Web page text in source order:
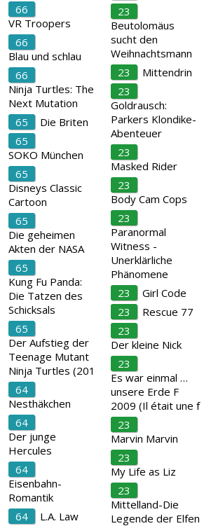
66
VR Troopers
66
Blau und schlau
66
Ninja Turtles: The
Next Mutation
65
Die Briten
65
SOKO München
65
Disneys Classic
Cartoon
65
Die geheimen
Akten der NASA
65
Kung Fu Panda:
Die Tatzen des
Schicksals
65
Der Aufstieg der
Teenage Mutant
Ninja Turtles (201
64
Nesthäkchen
64
Der junge
Hercules
64
Eisenbahn-
Romantik
64
L.A. Law
23
Beutolomäus
sucht den
Weihnachtsmann
23
Mittendrin
23
Goldrausch:
Parkers Klondike-
Abenteuer
23
Masked Rider
23
Body Cam Cops
23
Paranormal
Witness -
Unerklärliche
Phänomene
23
Girl Code
23
Rescue 77
23
Der kleine Nick
23
Es war einmal …
unsere Erde F
2009 (Il était une f
23
Marvin Marvin
23
My Life as Liz
23
Mittelland-Die
Legende der Elfen